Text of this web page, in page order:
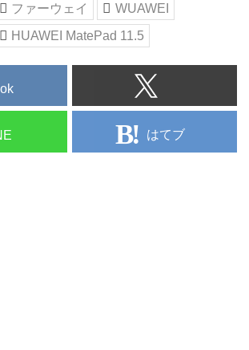
ファーウェイ
WUAWEI
HUAWEI MatePad 11.5
はてブ